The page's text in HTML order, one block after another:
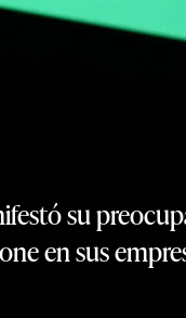
su
en sus